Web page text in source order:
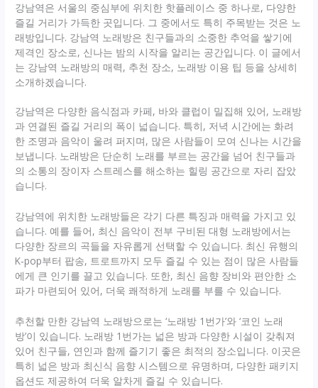
강남역은 서울의 중심부에 위치한 핫플레이스 중 하나로, 다양한
즐길 거리가 가득한 곳입니다. 그 중에서도 특히 주목받는 것은 노
래방입니다. 강남역 노래방은 친구들과의 소중한 추억을 쌓기에
제격인 장소로, 신나는 밤의 시작을 알리는 공간입니다. 이 글에서
는 강남역 노래방의 매력, 추천 장소, 노래방 이용 팁 등을 상세히
소개하겠습니다.
강남역은 다양한 음식점과 카페, 바와 클럽이 밀집해 있어, 노래방
과 연결된 즐길 거리의 폭이 넓습니다. 특히, 저녁 시간에는 화려
한 조명과 음악이 울려 퍼지며, 많은 사람들이 모여 신나는 시간을
보냅니다. 노래방은 단순히 노래를 부르는 공간을 넘어 친구들과
의 소통의 장이자 스트레스를 해소하는 힐링 공간으로 자리 잡았
습니다.
강남역에 위치한 노래방들은 각기 다른 특징과 매력을 가지고 있
습니다. 예를 들어, 최신 음악이 전부 구비된 대형 노래방에서는
다양한 장르의 곡들을 자유롭게 선택할 수 있습니다. 최신 유행의
K-pop부터 팝송, 트로트까지 모두 즐길 수 있는 점이 많은 사람들
에게 큰 인기를 끌고 있습니다. 또한, 최신 음향 장비와 편안한 소
파가 마련되어 있어, 더욱 쾌적하게 노래를 부를 수 있습니다.
추천할 만한 강남역 노래방으로는 ‘노래방 1번가’와 ‘코인 노래
방’이 있습니다. 노래방 1번가는 넓은 방과 다양한 시설이 갖춰져
있어 친구들, 연인과 함께 즐기기 좋은 최적의 장소입니다. 이곳은
특히 넓은 방과 최신식 음향 시스템으로 유명하며, 다양한 패키지
옵션도 제공하여 더욱 알차게 즐길 수 있습니다.